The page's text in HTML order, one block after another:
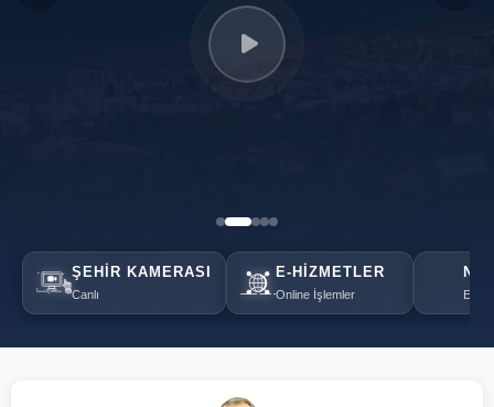
ŞEHIR KAMERASI
Canlı
E-HIZMETLER
Online İşlemler